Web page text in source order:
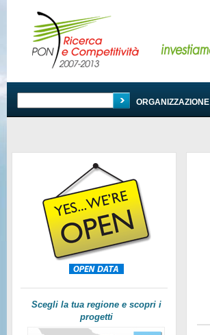
PROGRAMMA ORGANIZZAZIONE
Scegli la tua regione e scopri i
progetti